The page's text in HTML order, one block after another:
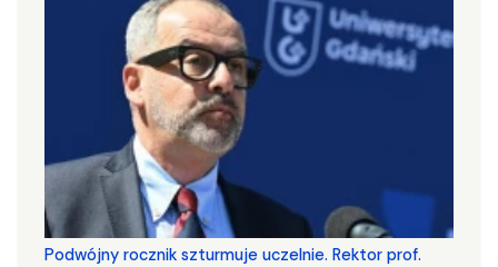
Podwójny rocznik szturmuje uczelnie. Rektor prof.